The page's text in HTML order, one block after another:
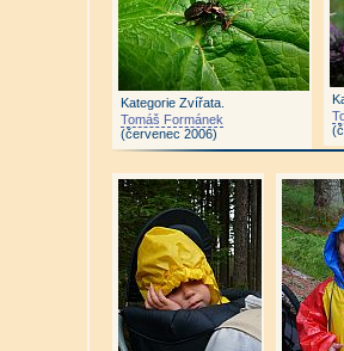
Kategorie Zvířata.
Tomáš Formánek
(červenec 2006)